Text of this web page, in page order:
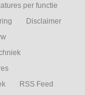
per functie
Disclaimer
RSS Feed